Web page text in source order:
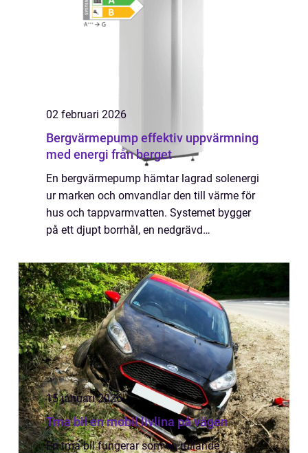
02 februari 2026
Bergvärmepump effektiv uppvärmning
med energi från berget
En bergvärmepump hämtar lagrad solenergi
ur marken och omvandlar den till värme för
hus och tappvarmvatten. Systemet bygger
på ett djupt borrhål, en nedgrävd
Resultatet är låg energiförbrukning, stabil
inomhus...
15 januari 2026
Tma bil en mobil livlina på vägen
En tma bil fungerar som en rullande